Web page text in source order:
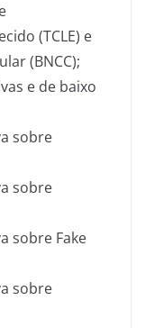
(TCLE) e
(BNCC);
e de baixo
sobre
sobre
sobre Fake
sobre